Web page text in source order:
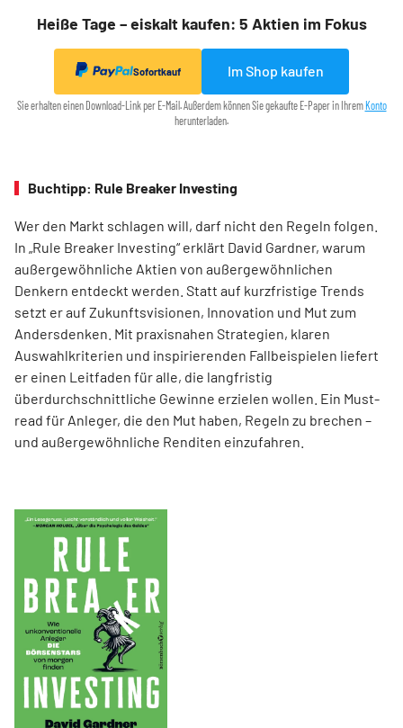
Heiße Tage – eiskalt kaufen: 5 Aktien im Fokus
Sofortkauf Im Shop kaufen
Sie erhalten einen Download-Link per E-Mail. Außerdem können Sie gekaufte E-Paper in IhremKonto
herunterladen.
Buchtipp: Rule Breaker Investing
Wer den Markt schlagen will, darf nicht den Regeln folgen.
In „Rule Breaker Investing“ erklärt David Gardner, warum
außergewöhnliche Aktien von außer­gewöhnlichen
Denkern entdeckt werden. Statt auf kurzfristige Trends
setzt er auf Zukunftsvisionen, Innovation und Mut zum
Andersdenken. Mit praxisnahen Strategien, klaren
Auswahlkriterien und inspirierenden Fallbeispielen liefert
er einen Leit­faden für alle, die langfristig
überdurchschnittliche Gewinne erzielen wollen. Ein Must-
read für Anleger, die den Mut haben, Regeln zu brechen –
und außergewöhnliche Renditen einzufahren.